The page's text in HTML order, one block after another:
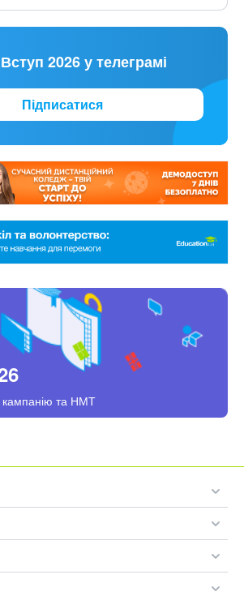
Вступ 2026 у телеграмі
Підписатися
кампанію та НМТ